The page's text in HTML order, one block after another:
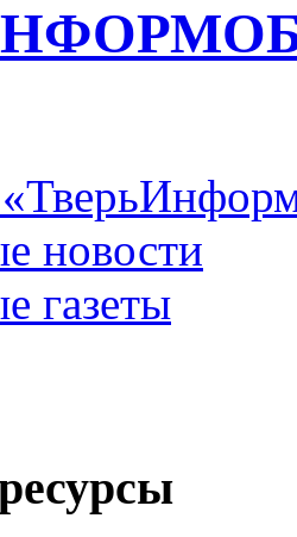
новости
газеты